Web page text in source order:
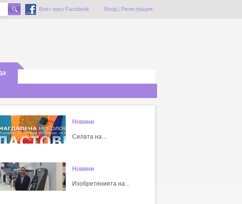
Влез през Facebook Вход| Регистрация
Новини
Силата на...
Новини
Изобретенията на...